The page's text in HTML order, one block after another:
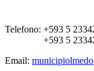
Telefono: +593 5
+593 5
Email: